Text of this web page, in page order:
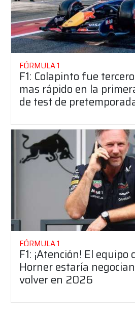
FÓRMULA 1
F1: Colapinto fue
mas rápido en la
de test de
FÓRMULA 1
F1: ¡Atención! El equipo
Horner estaría
volver en 2026